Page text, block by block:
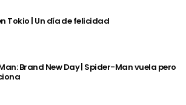
Tokio | Un día de felicidad
Brand New Day | Spider-Man vuela pero